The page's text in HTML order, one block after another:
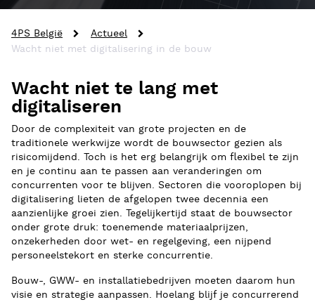
4PS België
Actueel
Wacht niet met digitalisering in de bouw
Wacht niet te lang met
digitaliseren
Door de complexiteit van grote projecten en de
traditionele werkwijze wordt de bouwsector gezien als
risicomijdend. Toch is het erg belangrijk om flexibel te zijn
en je continu aan te passen aan veranderingen om
concurrenten voor te blijven. Sectoren die vooroplopen bij
digitalisering lieten de afgelopen twee decennia een
aanzienlijke groei zien. Tegelijkertijd staat de bouwsector
onder grote druk: toenemende materiaalprijzen,
onzekerheden door wet- en regelgeving, een nijpend
personeelstekort en sterke concurrentie.
Bouw-, GWW- en installatiebedrijven moeten daarom hun
visie en strategie aanpassen. Hoelang blijf je concurrerend